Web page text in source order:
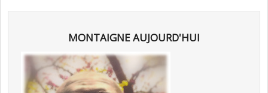
MONTAIGNE AUJOURD'HUI